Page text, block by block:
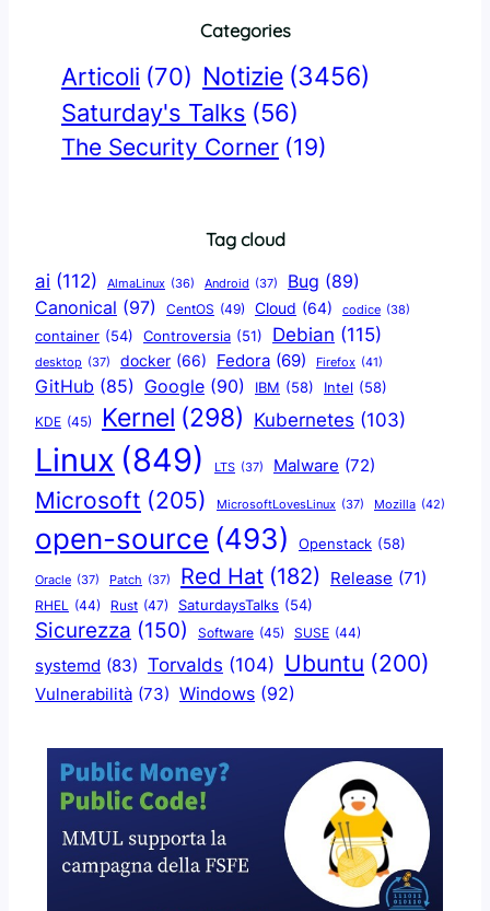
Categories
Articoli (70) Notizie (3456)
Saturday's Talks (56)
The Security Corner (19)
Tag cloud
ai (112) AlmaLinux (36) Android (37) Bug (89)
Canonical (97) CentOS (49) Cloud (64) codice (38)
container (54) Controversia (51) Debian (115)
desktop (37) docker (66) Fedora (69) Firefox (41)
GitHub (85) Google (90) IBM (58) Intel (58)
KDE (45) Kernel (298) Kubernetes (103)
Linux (849) LTS (37) Malware (72)
Microsoft (205) MicrosoftLovesLinux (37) Mozilla (42)
open-source (493) Openstack (58)
Oracle (37) Patch (37) Red Hat (182) Release (71)
RHEL (44) Rust (47) SaturdaysTalks (54)
Sicurezza (150) Software (45) SUSE (44)
systemd (83) Torvalds (104) Ubuntu (200)
Vulnerabilità (73) Windows (92)